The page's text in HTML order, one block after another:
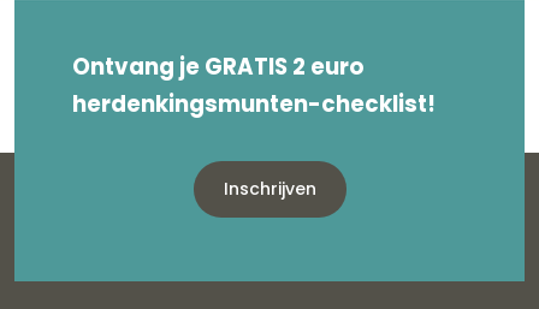
Ontvang je GRATIS 2 euro
herdenkingsmunten-checklist!
Inschrijven